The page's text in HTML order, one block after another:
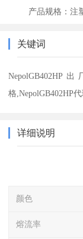
产品规格： 注
关键词
NepolGB402HP
格,NepolGB402HP
详细说明
颜色
熔流率